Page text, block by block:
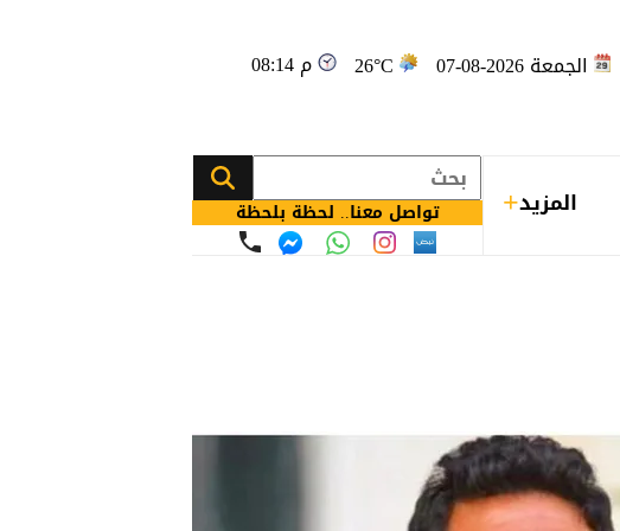
الجمعة 2026-08-07 26°C 08:14 م
المزيد تواصل معنا.. لحظة بلحظة